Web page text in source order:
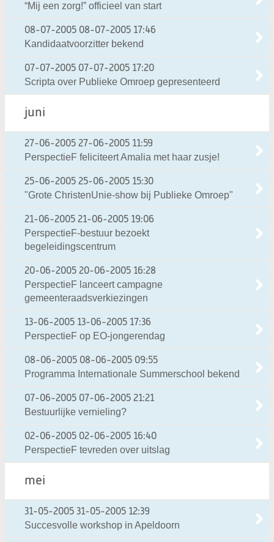
“Mij een zorg!” officieel van start
08-07-2005 08-07-2005 17:46
Kandidaatvoorzitter bekend
07-07-2005 07-07-2005 17:20
Scripta over Publieke Omroep gepresenteerd
juni
27-06-2005 27-06-2005 11:59
PerspectieF feliciteert Amalia met haar zusje!
25-06-2005 25-06-2005 15:30
"Grote ChristenUnie-show bij Publieke Omroep"
21-06-2005 21-06-2005 19:06
PerspectieF-bestuur bezoekt
begeleidingscentrum
20-06-2005 20-06-2005 16:28
PerspectieF lanceert campagne
gemeenteraadsverkiezingen
13-06-2005 13-06-2005 17:36
PerspectieF op EO-jongerendag
08-06-2005 08-06-2005 09:55
Programma Internationale Summerschool bekend
07-06-2005 07-06-2005 21:21
Bestuurlijke vernieling?
02-06-2005 02-06-2005 16:40
PerspectieF tevreden over uitslag
mei
31-05-2005 31-05-2005 12:39
Succesvolle workshop in Apeldoorn